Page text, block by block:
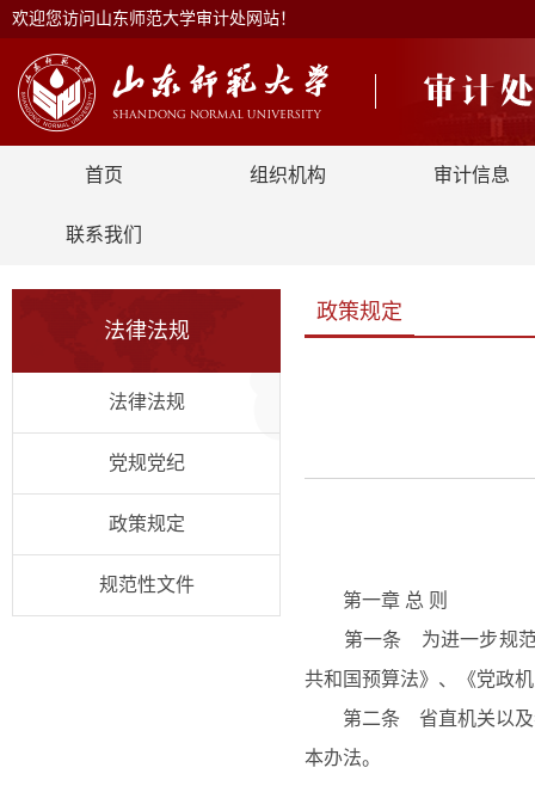
欢迎您访问山东师范大学审计处网站！
首页 组织机构 审计信息
联系我们
法律法规
法律法规
党规党纪
政策规定
规范性文件
政策规定
第一章 总 则
第一条 为进一步规范外
共和国预算法》、《党政
第二条 省直机关以及
本办法。